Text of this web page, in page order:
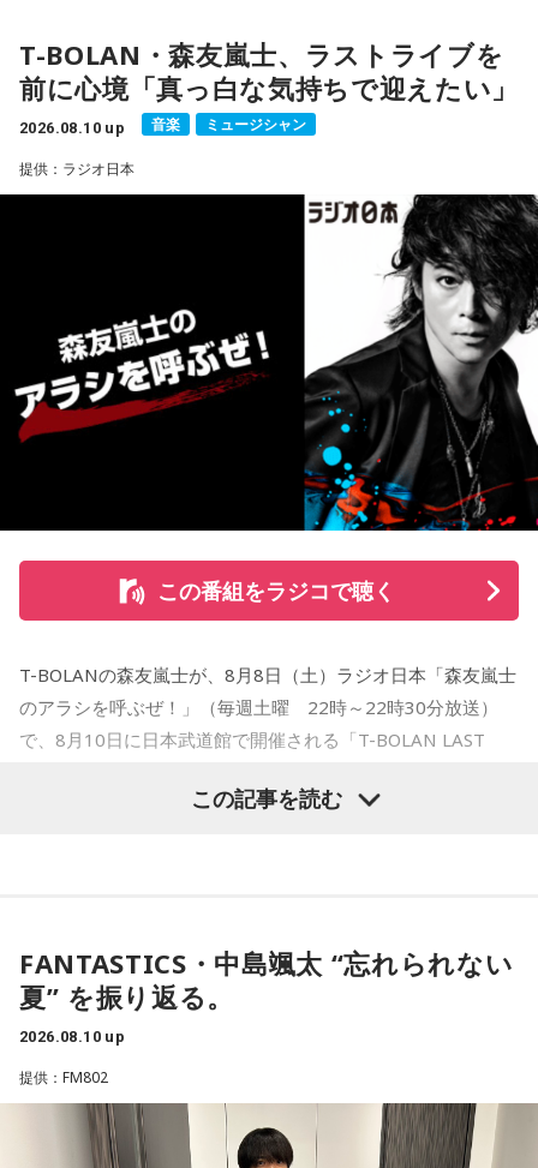
T-BOLAN・森友嵐士、ラストライブを
前に心境「真っ白な気持ちで迎えたい」
2026.08.10 up 音楽 ミュージシャン
提供：ラジオ日本
この番組をラジコで聴く
T-BOLANの森友嵐士が、8月8日（土）ラジオ日本「森友嵐士
のアラシを呼ぶぜ！」（毎週土曜 22時～22時30分放送）
で、8月10日に日本武道館で開催される「T-BOLAN LAST
て、みんなの顔を見たら、どんな気持ちになるんだろうね。
そこでなんかドンと特別な感情が生まれるんじゃないのか
な」
武道館公演に向けては、メンバーやスタッフと準備を重ね、
「できることは全部やってきた」と話す。だからこそ、当日
は「真っ白な気持ち」でステージに立ちたいという。「始ま
この記事を読む
FANTASTICS・中島颯太 “忘れられない
夏” を振り返る。
2026.08.10 up
提供：FM802